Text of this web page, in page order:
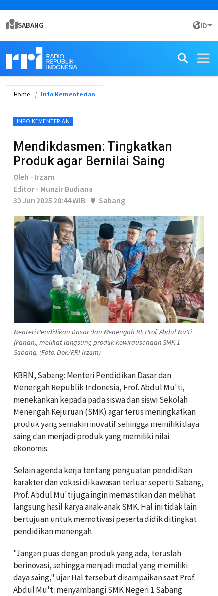
SABANG ID
Home Info Kementerian
INFO KEMENTERIAN
Mendikdasmen: Tingkatkan
Produk agar Bernilai Saing
Oleh - Irzam
Editor - Munzir Budiana
30 Jun 2025 20:44 WIB
Sabang
Menteri Pendidikan Dasar dan Menengah RI, Prof. Abdul Mu'ti
(kanan), melihat langsung produk kewirausahaan SMK 1
Sabang. (Foto. Dok/RRI Irzam)
KBRN, Sabang: Menteri Pendidikan Dasar dan
Menengah Republik Indonesia, Prof. Abdul Mu'ti,
menekankan kepada pada siswa dan siswi Sekolah
Menengah Kejuruan (SMK) agar terus meningkatkan
produk yang semakin inovatif sehingga memiliki daya
saing dan menjadi produk yang memiliki nilai
ekonomis.
Selain agenda kerja tentang penguatan pendidikan
karakter dan vokasi di kawasan terluar seperti Sabang,
Prof. Abdul Mu'ti juga ingin memastikan dan melihat
langsung hasil karya anak-anak SMK. Hal ini tidak lain
bertujuan untuk memotivasi peserta didik ditingkat
pendidikan menengah.
"Jangan puas dengan produk yang ada, teruslah
berinovasi, sehingga menjadi modal yang memiliki
daya saing," ujar Hal tersebut disampaikan saat Prof.
Abdul Mu'ti menyambangi SMK Negeri 1 Sabang